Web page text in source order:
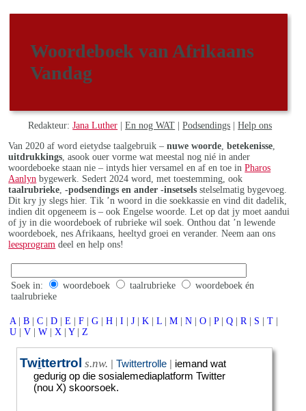
Woordeboek van Afrikaans
Vandag
Redakteur:Jana Luther |En nog WAT |Podsendings |Help ons
Van 2020 af word eietydse taalgebruik –nuwe woorde ,betekenisse
uitdrukkings , asook ouer vorme wat meestal nog nié in ander
woordeboeke staan nie – intyds hier versamel en af en toe inPharos
Aanlyn bygewerk. Sedert 2024 word, met toestemming, ook
taalrubrieke ,-podsendings en ander -insetsels stelselmatig bygevoeg.
Dit kry jy slegs hier. Tik ’n woord in die soekkassie en vind dit dadelik,
indien dit opgeneem is – ook Engelse woorde. Let op dat jy moet aandui
of jy in die woordeboek of rubrieke wil soek. Onthou dat ’n lewende
woordeboek, nes Afrikaans, heeltyd groei en verander. Neem aan ons
leesprogram deel en help ons!
Soek in: woordeboek taalrubrieke
woordeboek én
taalrubrieke
A | B | C | D | E | F | G | H | I | J | K | L | M | N | O | P | Q | R | S | T |
U | V | W | X | Y | Z
Twittertrol s.nw. |Twittertrolle | iemand wat
gedurig op die sosialemediaplatform Twitter
(nou X) skoorsoek.